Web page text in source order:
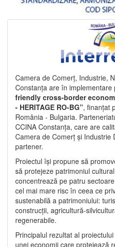
Camera de Comerț, Industrie,
Constanța are în implementare
friendly cross-border
- HERITAGE RO-BG”, finanțat
România - Bulgaria.
CCINA Constanța, care are
Camera de Comerț și Industrie
partener.
Proiectul își propune să
să protejeze patrimoniul
concentrează pe patru
cel mai mare risc în ceea ce
sustenabilă a patrimoniului:
construcții, agricultură-
regenerabile.
Principalul rezultat al
unei economii care protejează